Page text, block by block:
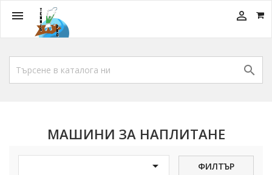
 

МАШИНИ ЗА НАПЛИТАНЕ
 ФИЛТЪР